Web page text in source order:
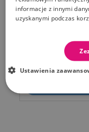
Promocja!
Build a bot
Cena
154,99 zł Cena
108,49
informacje z innymi
uzyskanymi podczas
Ustawienia